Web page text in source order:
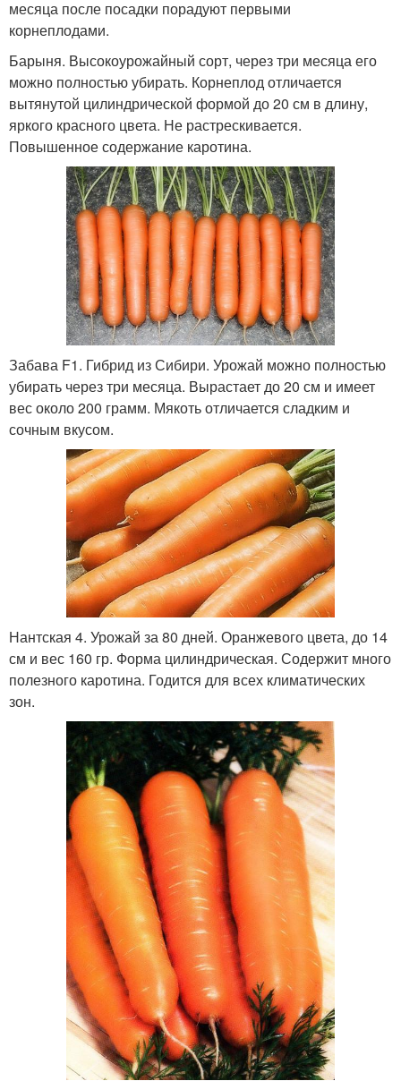
месяца после посадки порадуют первыми
корнеплодами.
Барыня. Высокоурожайный сорт, через три месяца его
можно полностью убирать. Корнеплод отличается
вытянутой цилиндрической формой до 20 см в длину,
яркого красного цвета. Не растрескивается.
Повышенное содержание каротина.
Забава F1. Гибрид из Сибири. Урожай можно полностью
убирать через три месяца. Вырастает до 20 см и имеет
вес около 200 грамм. Мякоть отличается сладким и
сочным вкусом.
Нантская 4. Урожай за 80 дней. Оранжевого цвета, до 14
см и вес 160 гр. Форма цилиндрическая. Содержит много
полезного каротина. Годится для всех климатических
зон.